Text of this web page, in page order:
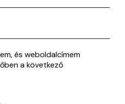
és weboldalcímem
a következő